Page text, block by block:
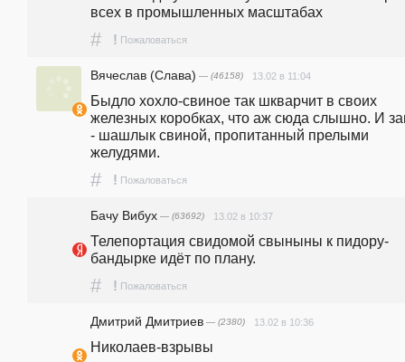
всех в промышленных масштабах
# ! Пожаловаться
Вячеслав (Слава) — (46158) 13.02 в 11:04
Быдло хохло-свиное так шкварчит в своих
железных коробках, что аж сюда слышно. И
- шашлык свиной, пропитанный прелыми
желудями.
# ! Пожаловаться
Бачу Вибух — (63692) 13.02 в 10:37
Телепортация свидомой свыныны к пидору-
бандырке идёт по плану.
# ! Пожаловаться
Дмитрий Дмитриев — (2380) 13.02 в 10:36
Николаев-взрывы